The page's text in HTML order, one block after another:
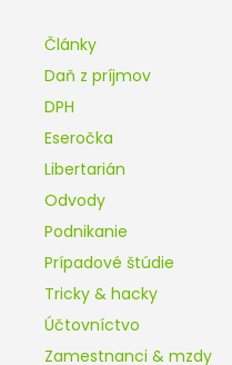
Články
Daň z príjmov
DPH
Eseročka
Libertarián
Odvody
Podnikanie
Prípadové štúdie
Tricky & hacky
Účtovníctvo
Zamestnanci & mzdy